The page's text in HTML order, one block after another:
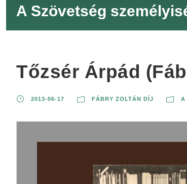
A Szövetség
Tőzsér Árpád
2013-06-17 FÁBRY ZOLTÁN DÍJ A